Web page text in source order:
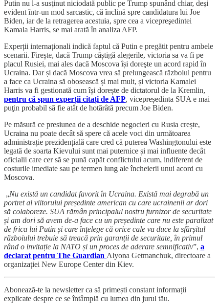
Putin nu l-a susţinut niciodată public pe Trump spunând chiar, deşi
evident într-un mod sarcastic, că înclină spre candidatura lui Joe
Biden, iar de la retragerea acestuia, spre cea a vicepreşedintei
Kamala Harris, se mai arată în analiza AFP.
Experții internaționali indică faptul că Putin e pregătit pentru ambele
scenarii. Firește, dacă Trump câștigă alegerile, victoria sa va fi pe
placul Rusiei, mai ales dacă Moscova își doreşte un acord rapid în
Ucraina. Dar și dacă Moscova vrea să prelungească războiul pentru
a face ca Ucraina să obosească și mai mult, și victoria Kamalei
Harris va fi gestionată cum își dorește de dictatorul de la Kremlin,
pentru că spun experții citați de AFP, vicepreședinta SUA e mai
puţin probabil să fie atât de hotărâtă precum Joe Biden.
Pe măsură ce presiunea de a deschide negocieri cu Rusia crește,
Ucraina nu poate decât să spere că acele voci din următoarea
administrație prezidențială care cred că puterea Washingtonului este
legată de soarta Kievului sunt mai puternice și mai influente decât
oficialii care cer să se pună capăt conflictului acum, indiferent de
costurile imediate sau pe termen lung ale încheierii unui acord cu
Moscova.
„Nu există un candidat favorit în Ucraina. Există mai degrabă un
portret al viitorului președinte american cu care ucrainenii ar dori
să colaboreze. SUA rămân principalul nostru furnizor de securitate
și am dori să avem de-a face cu un președinte care nu este paralizat
de frica lui Putin și care înțelege că orice cale va duce la sfârșitul
războiului trebuie să treacă prin garanții de securitate, în primul
rând o invitație la NATO și un proces de aderare semnificativ”, a
declarat pentru The Guardian Alyona Getmanchuk, directoare a
organizației New Europe Center din Kiev.
Abonează-te la newsletter ca să primești constant informații
explicate despre ce se întâmplă cu lumea din jurul tău.